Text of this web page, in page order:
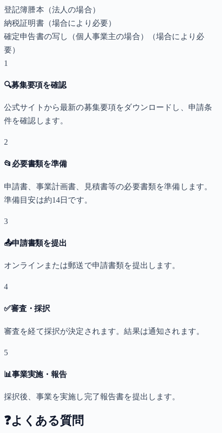
登記簿謄本（法人の場合）
納税証明書（場合により必要）
確定申告書の写し（個人事業主の場合）
（場合により必
要）
1
🔍募集要項を確認
公式サイトから最新の募集要項をダウンロードし、申請条
件を確認します。
2
📂 必要書類を準備
申請書、事業計画書、見積書等の必要書類を準備します。
準備目安は約14日です。
3
📤申請書類を提出
オンラインまたは郵送で申請書類を提出します。
4
✅審査・採択
審査を経て採択が決定されます。結果は通知されます。
5
📊事業実施・報告
採択後、事業を実施し完了報告書を提出します。
❓よくある質問